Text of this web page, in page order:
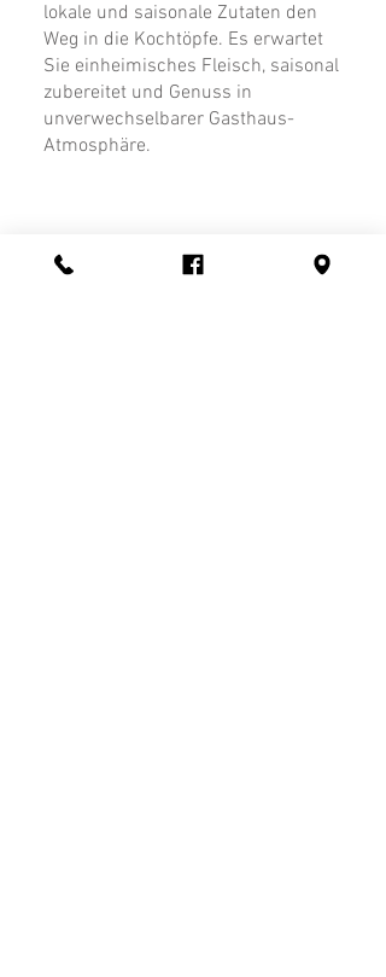
lokale und saisonale Zutaten den
Weg in die Kochtöpfe. Es erwartet
Sie einheimisches Fleisch, saisonal
zubereitet und Genuss in
unverwechselbarer Gasthaus-
Atmosphäre.